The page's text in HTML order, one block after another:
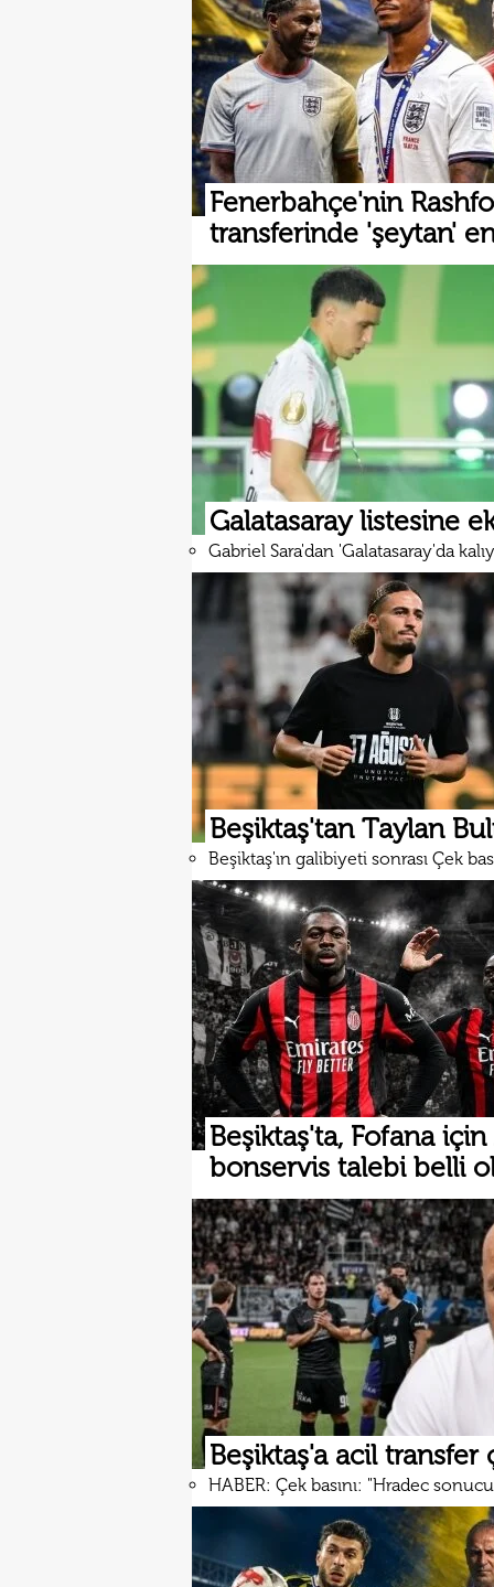
Fenerbahçe'nin
transferinde 'şeytan'
Galatasaray listesine
Gabriel Sara'dan 'Galatasaray'da
Beşiktaş'tan Taylan
Beşiktaş'ın galibiyeti sonrası Çek
Beşiktaş'ta, Fofana için
bonservis talebi belli
Beşiktaş'a acil transfer
HABER: Çek basını: "Hradec